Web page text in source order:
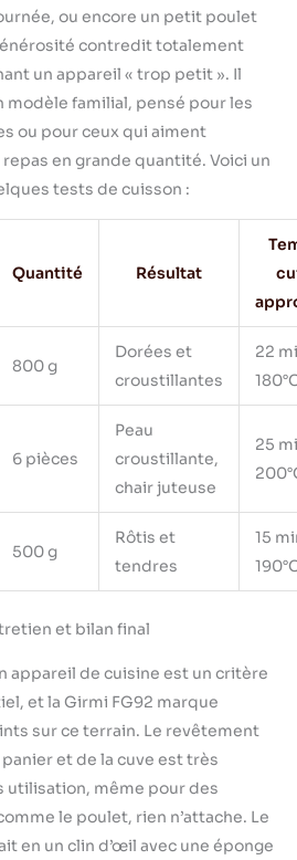
ou encore un petit poulet
contredit totalement
un appareil « trop petit ». Il
modèle familial, pensé pour les
ou pour ceux qui aiment
en grande quantité. Voici un
tests de cuisson :
Quantité Résultat
800 g
Dorées et
croustillantes
22
6 pièces
Peau
croustillante,
chair juteuse
25
500 g
Rôtis et
tendres
15
et bilan final
appareil de cuisine est un critère
et la Girmi FG92 marque
sur ce terrain. Le revêtement
et de la cuve est très
utilisation, même pour des
le poulet, rien n’attache. Le
en un clin d’œil avec une éponge